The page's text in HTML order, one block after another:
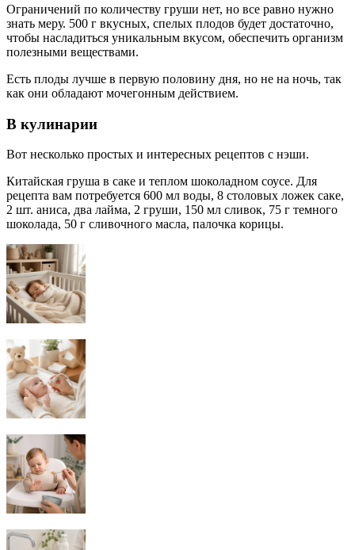
Ограничений по количеству груши нет, но все равно нужно
знать меру. 500 г вкусных, спелых плодов будет достаточно,
чтобы насладиться уникальным вкусом, обеспечить организм
полезными веществами.
Есть плоды лучше в первую половину дня, но не на ночь, так
как они обладают мочегонным действием.
В кулинарии
Вот несколько простых и интересных рецептов с нэши.
Китайская груша в саке и теплом шоколадном соусе. Для
рецепта вам потребуется 600 мл воды, 8 столовых ложек саке,
2 шт. аниса, два лайма, 2 груши, 150 мл сливок, 75 г темного
шоколада, 50 г сливочного масла, палочка корицы.